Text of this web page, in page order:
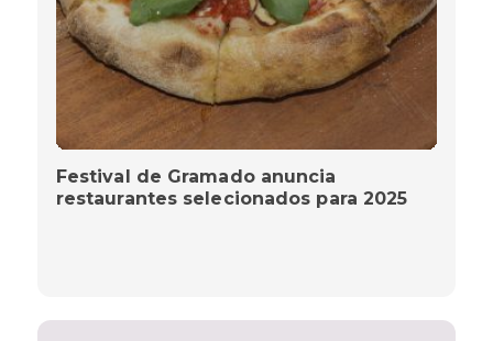
Festival de Gramado anuncia
restaurantes selecionados para 2025